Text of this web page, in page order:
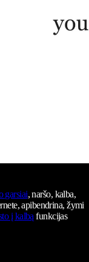
garsiai, naršo, kalba,
apibendrina, žymi
į kalbąfunkcijas